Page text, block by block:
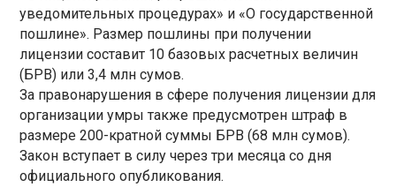
уведомительных процедурах» и «О государственной
пошлине». Размер пошлины при получении
лицензии составит 10 базовых расчетных величин
(БРВ) или 3,4 млн сумов.
За правонарушения в сфере получения лицензии для
организации умры также предусмотрен штраф в
размере 200-кратной суммы БРВ (68 млн сумов).
Закон вступает в силу через три месяца со дня
официального опубликования.